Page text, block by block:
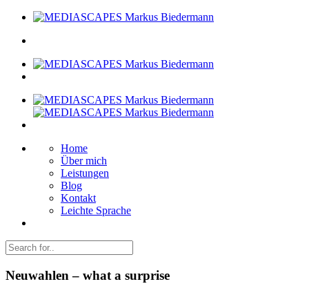
Home
Über mich
Leistungen
Blog
Kontakt
Leichte Sprache
Neuwahlen – what a surprise